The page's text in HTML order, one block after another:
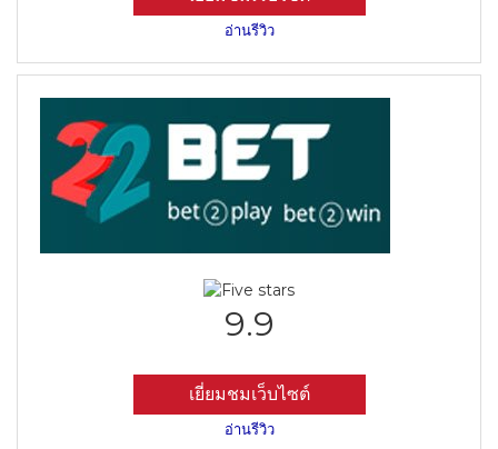
อ่านรีวิว
9.9
เยี่ยมชมเว็บไซต์
อ่านรีวิว